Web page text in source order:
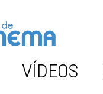
VÍDEOS